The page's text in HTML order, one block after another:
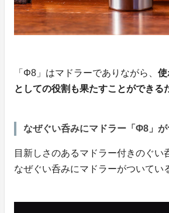
「Φ8」はマドラーでありながら、 使
としての役割も果たすことができる
なぜぐい呑みにマドラー「Φ8」
目新しさのあるマドラー付きのぐい
なぜぐい呑みにマドラーがついてい